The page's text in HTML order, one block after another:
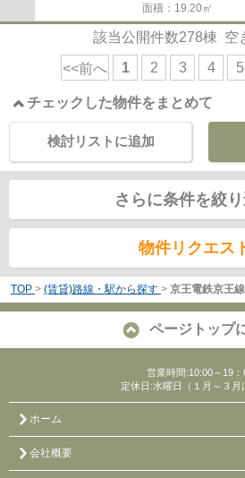
面積：19.20㎡
該当公開件数278棟 空
<<前へ 1 2 3 4 5
チェックした物件をまとめて
検討リストに追加
さらに条件を絞
物件リクエス
TOP > (賃貸)路線・駅から探す > 京王電鉄京王
ページトップ
営業時間:10:00～19：
定休日:水曜日（１月～３月
ホーム
会社概要